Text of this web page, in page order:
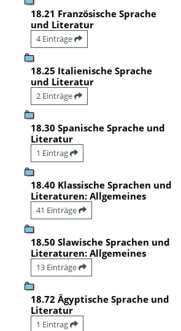
18.21 Französische Sprache
und Literatur
4 Einträge
18.25 Italienische Sprache
und Literatur
2 Einträge
18.30 Spanische Sprache und
Literatur
1 Eintrag
18.40 Klassische Sprachen und
Literaturen: Allgemeines
41 Einträge
18.50 Slawische Sprachen und
Literaturen: Allgemeines
13 Einträge
18.72 Ägyptische Sprache und
Literatur
1 Eintrag